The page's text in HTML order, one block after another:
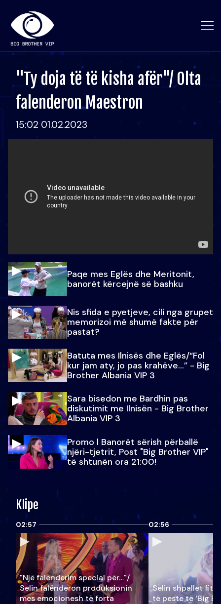
"Ty doja të të kisha afër"/ Olta
falenderon Maestron
15:02 01.02.2023
Paqe mes Eglës dhe Meritonit,
banorët kërcejnë së bashku
Nis sfida e pyetjeve, cili nga grupet
memorizoi më shumë fakte për
pastat?
Batuta mes Ilnisës dhe Eglës/“Fol
kur jam aty, jo pas krahëve…” - Big
Brother Albania VIP 3
Sara bisedon me Bardhin pas
diskutimit me Ilnisën - Big Brother
Albania VIP 3
Promo l Banorët sërish përballë
njëri-tjetrit, Post "Big Brother VIP"
të shtunën ora 21:00!
Klipe
02:57
"Një falenderim special për…"/
Selin falënderon produksionin
mes emocionesh të forta
02:56
Selin shpallet
të pestë të ‘Big